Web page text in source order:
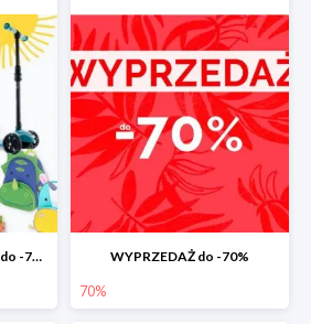
Rowery i zabawki w Endo do -70% WYPRZEDAŻ do -70%
70%